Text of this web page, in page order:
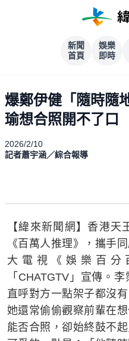
新聞
首頁
娛樂
即時
爆鄭伊健「隨時
瑜想合照開不了口
2026/2/10
記者蕭宇涵／綜合報導
【緯來新聞網】香港天
《百萬人推理》，攜手
大電視《娛樂百分
「CHATGTV」宣傳。
直呼對方一點架子都沒
她還常偷偷觀察前輩在
能否合照，卻始終鼓不